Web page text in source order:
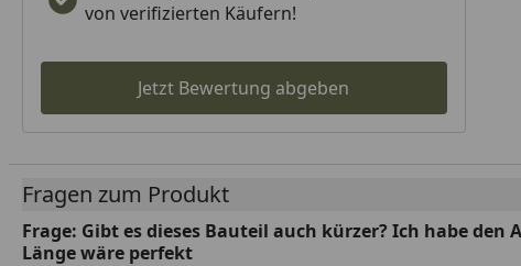
von verifizierten Käufern!
Jetzt Bewertung abgeben
Fragen zum Produkt
Frage: Gibt es dieses Bauteil auch kürzer? Ich habe
Länge wäre perfekt